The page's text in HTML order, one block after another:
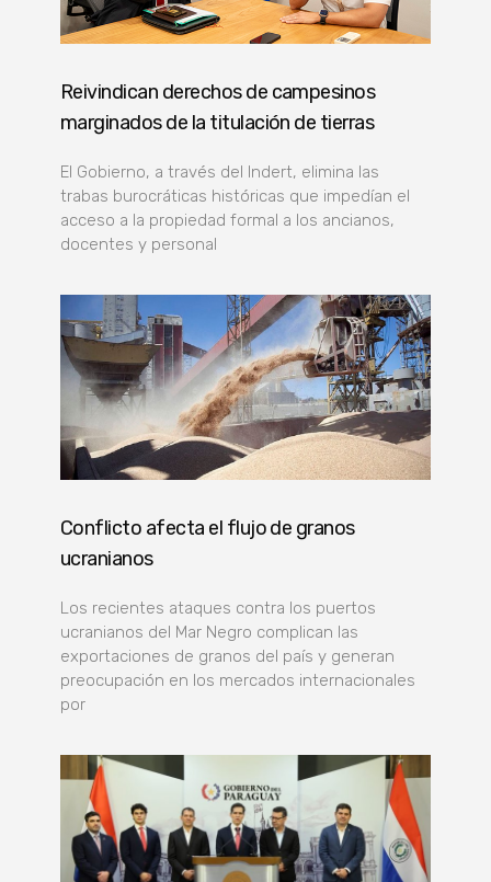
Reivindican derechos de campesinos
marginados de la titulación de tierras
El Gobierno, a través del Indert, elimina las
trabas burocráticas históricas que impedían el
acceso a la propiedad formal a los ancianos,
docentes y personal
Conflicto afecta el flujo de granos
ucranianos
Los recientes ataques contra los puertos
ucranianos del Mar Negro complican las
exportaciones de granos del país y generan
preocupación en los mercados internacionales
por